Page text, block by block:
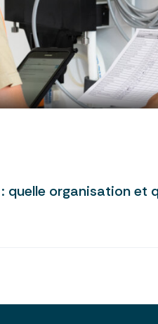
quelle organisation et